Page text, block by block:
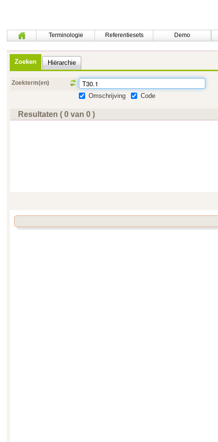
Terminologie Referentiesets Demo
Zoeken Hiërarchie
Zoekterm(en)
Omschrijving Code
Resultaten ( 0 van 0 )